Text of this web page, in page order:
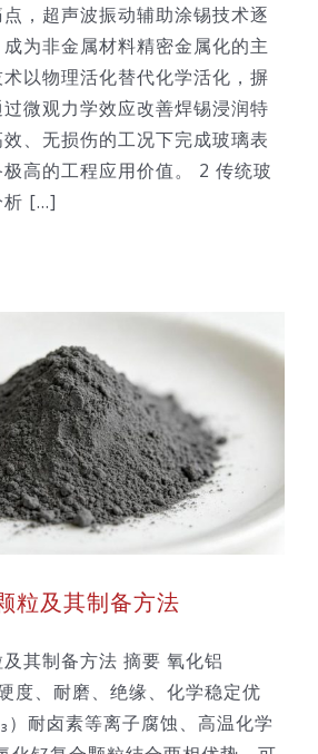
，超声波振动辅助涂锡技术逐
为非金属材料精密金属化的主
以物理活化替代化学活化，摒
微观力学效应改善焊锡浸润特
、无损伤的工况下完成玻璃表
高的工程应用价值。 2 传统玻
[...]
粒及其制备方法
其制备方法 摘要 氧化铝
度、耐磨、绝缘、化学稳定优
）耐卤素等离子腐蚀、高温化学